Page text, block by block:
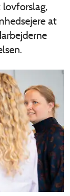
lovforslag,
at